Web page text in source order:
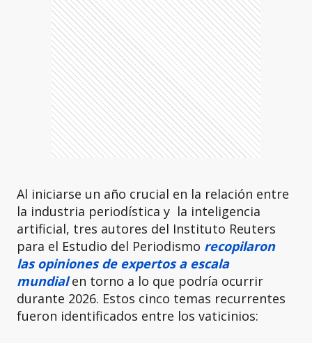
Al iniciarse un año crucial en la relación entre
la industria periodística y la inteligencia
artificial, tres autores del Instituto Reuters
para el Estudio del Periodismo recopilaron
las opiniones de expertos a escala
mundial en torno a lo que podría ocurrir
durante 2026. Estos cinco temas recurrentes
fueron identificados entre los vaticinios: